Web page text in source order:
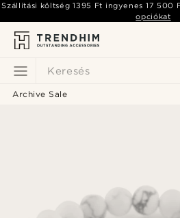
Keresés
Szállítási költség1395 Ft ingyenes 17 500
opciókat
Archive Sale